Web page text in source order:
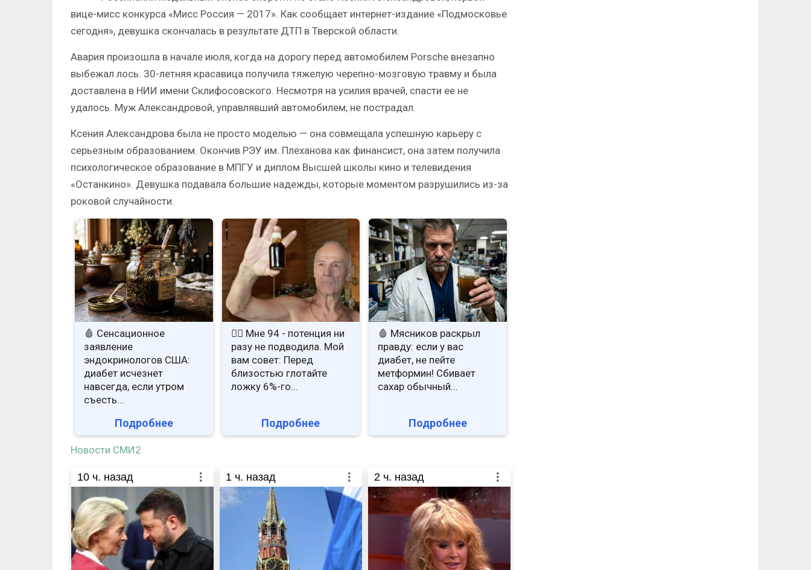
вице-мисс конкурса «Мисс Россия — 2017». Как сообщает интернет-издание «Подмосковье
сегодня», девушка скончалась в результате ДТП в Тверской области.
Авария произошла в начале июля, когда на дорогу перед автомобилем Porsche внезапно
выбежал лось. 30-летняя красавица получила тяжелую черепно-мозговую травму и была
доставлена в НИИ имени Склифосовского. Несмотря на усилия врачей, спасти ее не
удалось. Муж Александровой, управлявший автомобилем, не пострадал.
Ксения Александрова была не просто моделью — она совмещала успешную карьеру с
серьезным образованием. Окончив РЭУ им. Плеханова как финансист, она затем получила
психологическое образование в МПГУ и диплом Высшей школы кино и телевидения
«Останкино». Девушка подавала большие надежды, которые моментом разрушились из-за
роковой случайности.
🩸 Сенсационное
заявление
эндокринологов США:
диабет исчезнет
навсегда, если утром
съесть...
Подробнее
❤️‍🔥 Мне 94 - потенция ни
разу не подводила. Мой
вам совет: Перед
близостью глотайте
ложку 6%-го...
Подробнее
🩸 Мясников раскрыл
правду: если у вас
диабет, не пейте
метформин! Сбивает
сахар обычный...
Подробнее
Новости СМИ2
10 ч. назад 1 ч. назад 2 ч. назад